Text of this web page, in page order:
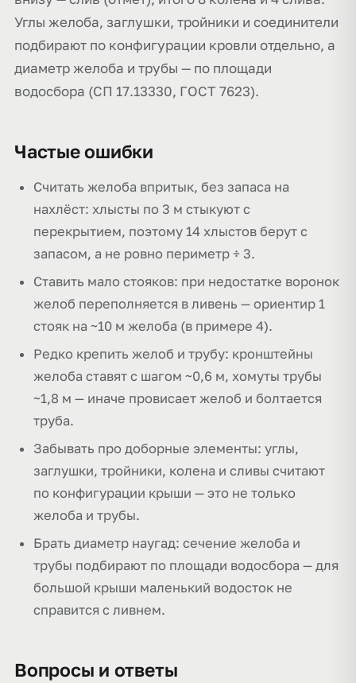
Углы желоба, заглушки, тройники и соединители
подбирают по конфигурации кровли отдельно, а
диаметр желоба и трубы — по площади
водосбора (СП 17.13330, ГОСТ 7623).
Частые ошибки
Считать желоба впритык, без запаса на
нахлёст: хлысты по 3 м стыкуют с
перекрытием, поэтому 14 хлыстов берут с
запасом, а не ровно периметр ÷ 3.
Ставить мало стояков: при недостатке воронок
желоб переполняется в ливень — ориентир 1
стояк на ~10 м желоба (в примере 4).
Редко крепить желоб и трубу: кронштейны
желоба ставят с шагом ~0,6 м, хомуты трубы
~1,8 м — иначе провисает желоб и болтается
труба.
Забывать про доборные элементы: углы,
заглушки, тройники, колена и сливы считают
по конфигурации крыши — это не только
желоба и трубы.
Брать диаметр наугад: сечение желоба и
трубы подбирают по площади водосбора — для
большой крыши маленький водосток не
справится с ливнем.
Вопросы и ответы